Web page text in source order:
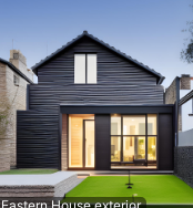
Eastern House exterior